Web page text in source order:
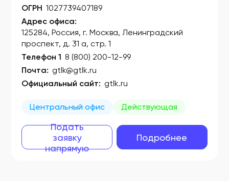
ОГРН 1027739407189
Адрес офиса:
125284, Россия, г. Москва, Ленинградский
проспект, д. 31 а, стр. 1
Телефон 1 8 (800) 200-12-99
Почта: gtlk@gtlk.ru
Официальный сайт: gtlk.ru
Центральный офис Действующая
Подать
заявку
напрямую
Подробнее